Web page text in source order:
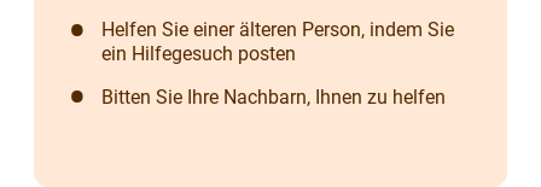
Helfen Sie einer älteren Person, indem Sie
ein Hilfegesuch posten
Bitten Sie Ihre Nachbarn, Ihnen zu helfen